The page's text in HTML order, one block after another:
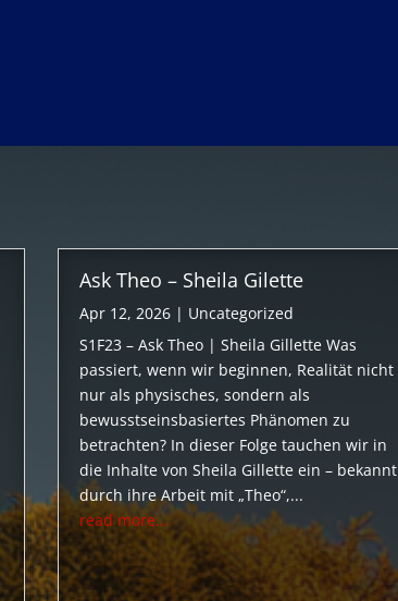
Ask Theo – Sheila Gilette
Apr 12, 2026 | Uncategorized
S1F23 – Ask Theo | Sheila Gillette Was
passiert, wenn wir beginnen, Realität nicht
nur als physisches, sondern als
bewusstseinsbasiertes Phänomen zu
betrachten? In dieser Folge tauchen wir in
die Inhalte von Sheila Gillette ein – bekannt
durch ihre Arbeit mit „Theo“,...
read more...